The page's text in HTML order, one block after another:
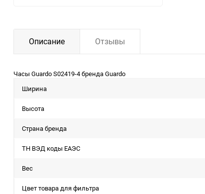
Описание Отзывы
Часы Guardo S02419-4 бренда Guardo
Ширина
Высота
Страна бренда
ТН ВЭД коды ЕАЭС
Вес
Цвет товара для фильтра